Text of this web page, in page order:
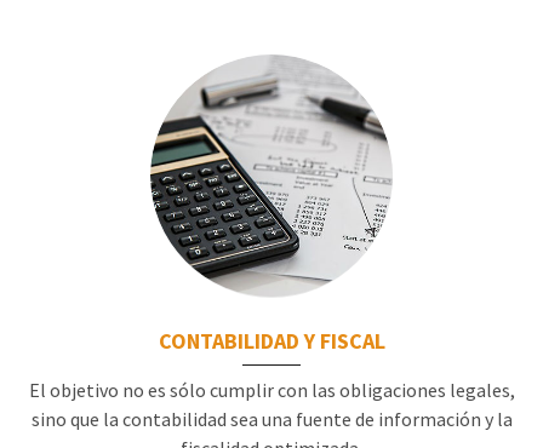
CONTABILIDAD Y FISCAL
El objetivo no es sólo cumplir con las obligaciones legales,
sino que la contabilidad sea una fuente de información y la